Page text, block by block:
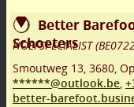
Better
Schoeters
HOEFSPECIALIST
Smoutweg 13, 3680,
******@outlook.be,
better-